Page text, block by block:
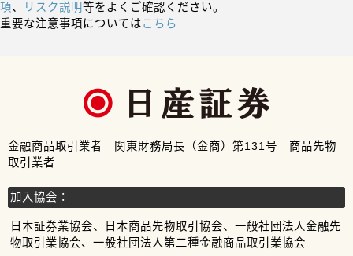
項、 リスク説明等をよくご確認ください。
重要な注意事項についてはこちら
金融商品取引業者 関東財務局長（金商）第131号 商品先物
取引業者
加入協会：
日本証券業協会、日本商品先物取引協会、一般社団法人金融先
物取引業協会、一般社団法人第二種金融商品取引業協会